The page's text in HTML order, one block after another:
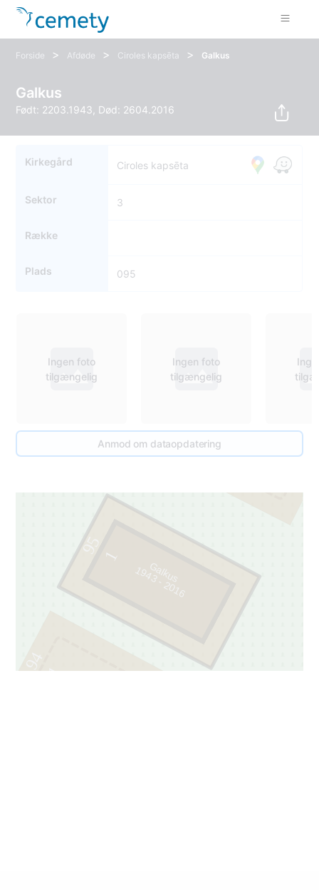
Forside > Afdøde > Ciroles kapsēta > Galkus
Galkus
Født: 2203.1943, Død: 2604.2016
Kirkegård Ciroles kapsēta
Sektor 3
Række
Plads 095
Ingen foto
tilgængelig
Ingen foto
tilgængelig
Anmod om dataopdatering
94
95
96
1
1
Galkus
1
943-201
6